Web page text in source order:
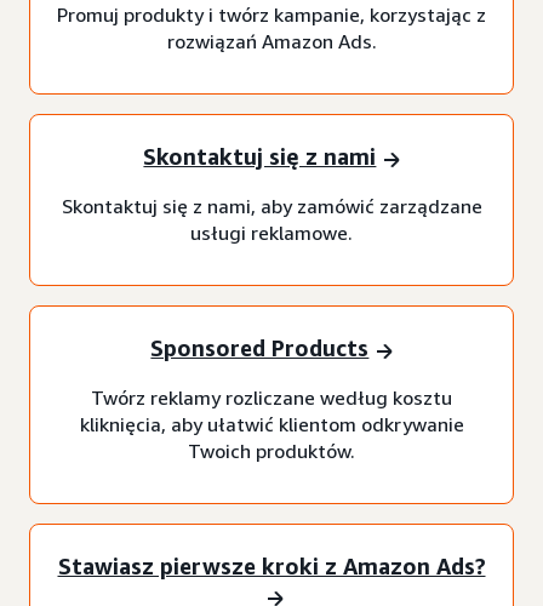
Promuj produkty i twórz kampanie, korzystając z
rozwiązań Amazon Ads.
Skontaktuj się z nami
Skontaktuj się z nami, aby zamówić zarządzane
usługi reklamowe.
Sponsored Products
Twórz reklamy rozliczane według kosztu
kliknięcia, aby ułatwić klientom odkrywanie
Twoich produktów.
Stawiasz pierwsze kroki z Amazon Ads?